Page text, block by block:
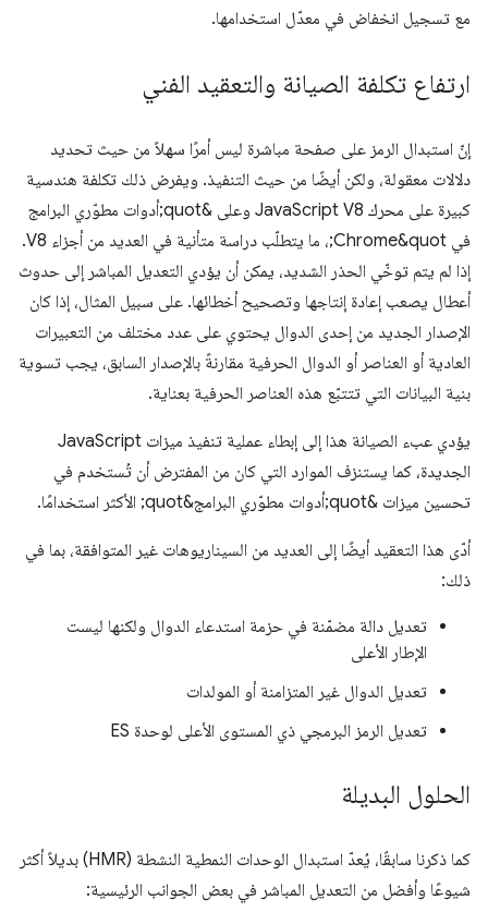
مع تسجيل انخفاض في معدّل استخدامها.
ارتفاع تكلفة الصيانة والتعقيد الفني
إنّ استبدال الرمز على صفحة مباشرة ليس أمرًا سهلاً من حيث تحديد
دلالات معقولة، ولكن أيضًا من حيث التنفيذ. ويفرض ذلك تكلفة هندسية
كبيرة على محرك JavaScript V8 وعلى &quot;أدوات مطوّري البرامج
في Chrome&quot;، ما يتطلّب دراسة متأنية في العديد من أجزاء V8.
إذا لم يتم توخّي الحذر الشديد، يمكن أن يؤدي التعديل المباشر إلى حدوث
أعطال يصعب إعادة إنتاجها وتصحيح أخطائها. على سبيل المثال، إذا كان
الإصدار الجديد من إحدى الدوال يحتوي على عدد مختلف من التعبيرات
العادية أو العناصر أو الدوال الحرفية مقارنةً بالإصدار السابق، يجب تسوية
بنية البيانات التي تتتبّع هذه العناصر الحرفية بعناية.
يؤدي عبء الصيانة هذا إلى إبطاء عملية تنفيذ ميزات JavaScript
الجديدة، كما يستنزف الموارد التي كان من المفترض أن تُستخدم في
تحسين ميزات &quot;أدوات مطوّري البرامج&quot; الأكثر استخدامًا.
أدّى هذا التعقيد أيضًا إلى العديد من السيناريوهات غير المتوافقة، بما في
ذلك:
تعديل دالة مضمّنة في حزمة استدعاء الدوال ولكنها ليست
الإطار الأعلى
تعديل الدوال غير المتزامنة أو المولدات
تعديل الرمز البرمجي ذي المستوى الأعلى لوحدة ES
الحلول البديلة
كما ذكرنا سابقًا، يُعدّ استبدال الوحدات النمطية النشطة (HMR) بديلاً أكثر
شيوعًا وأفضل من التعديل المباشر في بعض الجوانب الرئيسية: